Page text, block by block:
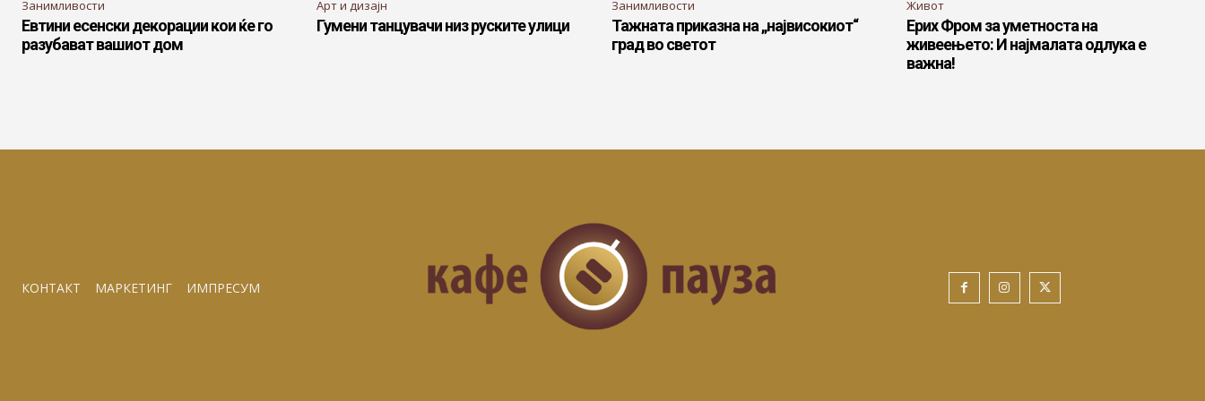
Занимливости
Евтини есенски декорации кои ќе го
разубават вашиот дом
Арт и дизајн
Гумени танцувачи низ руските улици
Занимливости
Тажната приказна на „највисокиот“
град во светот
Живот
Ерих Фром за уметноста на
живеењето: И најмалата одлука е
важна!
КОНТАКТ МАРКЕТИНГ ИМПРЕСУМ